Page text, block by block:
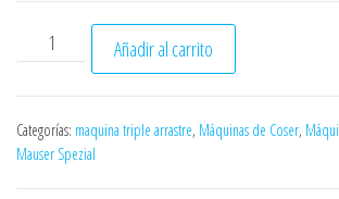
MAUSER SPEZIAL MAQUINA DE TRIPLE
Añadir al carrito
Categorías: maquina triple arrastre, Máquinas de Coser,
Mauser Spezial